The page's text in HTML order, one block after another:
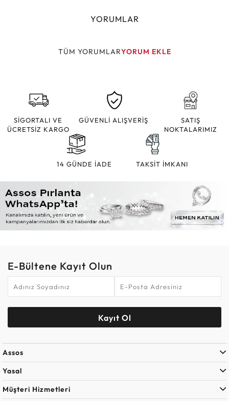
YORUMLAR
TÜM YORUMLARYORUM EKLE
SİGORTALI VE
ÜCRETSİZ KARGO
GÜVENLİ ALIŞVERİŞ
SATIŞ
NOKTALARIMIZ
14 GÜNDE İADE TAKSİT İMKANI
E-Bültene Kayıt Olun
Kayıt Ol
Assos
Yasal
Müşteri Hizmetleri